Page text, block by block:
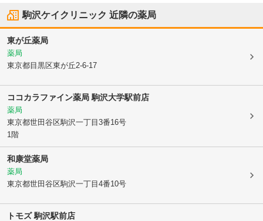
駒沢ケイクリニック 近隣の薬局
東が丘薬局
薬局
東京都目黒区東が丘2-6-17
ココカラファイン薬局 駒沢大学駅前店
薬局
東京都世田谷区駒沢一丁目3番16号
1階
和康堂薬局
薬局
東京都世田谷区駒沢一丁目4番10号
トモズ 駒沢駅前店